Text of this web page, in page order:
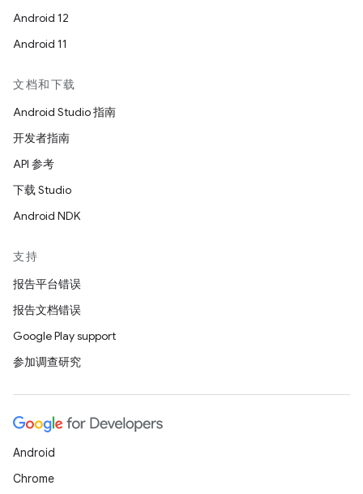
Android 12
Android 11
文档和下载
Android Studio 指南
开发者指南
API 参考
下载 Studio
Android NDK
支持
报告平台错误
报告文档错误
Google Play support
参加调查研究
Android
Chrome